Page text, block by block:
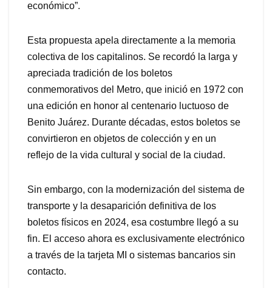
económico”.
Esta propuesta apela directamente a la memoria
colectiva de los capitalinos. Se recordó la larga y
apreciada tradición de los boletos
conmemorativos del Metro, que inició en 1972 con
una edición en honor al centenario luctuoso de
Benito Juárez. Durante décadas, estos boletos se
convirtieron en objetos de colección y en un
reflejo de la vida cultural y social de la ciudad.
Sin embargo, con la modernización del sistema de
transporte y la desaparición definitiva de los
boletos físicos en 2024, esa costumbre llegó a su
fin. El acceso ahora es exclusivamente electrónico
a través de la tarjeta MI o sistemas bancarios sin
contacto.